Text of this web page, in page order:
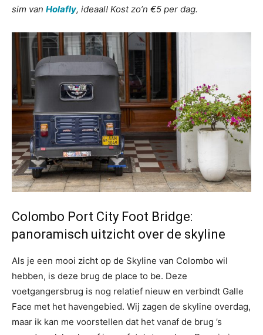
sim van Holafly, ideaal! Kost zo’n €5 per dag.
Colombo Port City Foot Bridge:
panoramisch uitzicht over de skyline
Als je een mooi zicht op de Skyline van Colombo wil
hebben, is deze brug de place to be. Deze
voetgangersbrug is nog relatief nieuw en verbindt Galle
Face met het havengebied. Wij zagen de skyline overdag,
maar ik kan me voorstellen dat het vanaf de brug ’s